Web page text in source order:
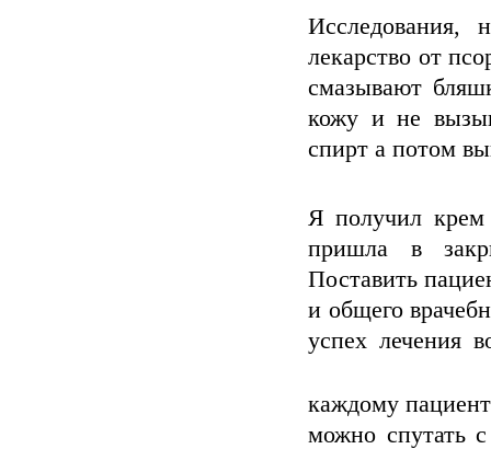
Исследования,
лекарство от
смазывают
кожу и не
спирт а потом
Я получил крем
пришла в
Поставить
и общего
успех лечения
каждому
можно спутать